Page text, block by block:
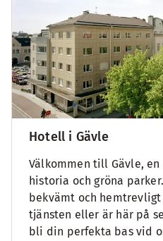
Hotell i Gävle
Välkommen till Gävle,
historia och gröna
bekvämt och
tjänsten eller är här på
bli din perfekta bas vid